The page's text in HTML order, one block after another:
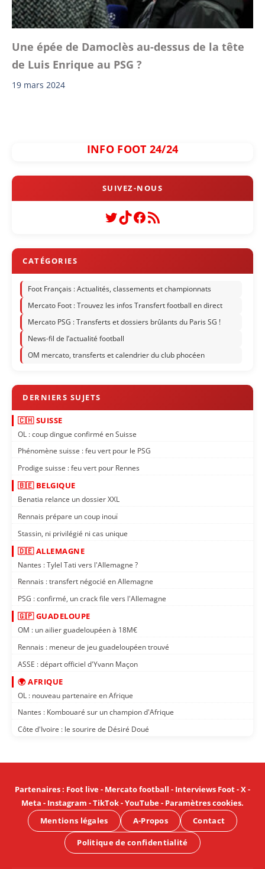
Une épée de Damoclès au-dessus de la tête
de Luis Enrique au PSG ?
19 mars 2024
INFO FOOT 24/24
Twitter
TikTok
Facebook
Flux RSS
Foot Français : Actualités, classements et championnats
Mercato Foot : Trouvez les infos Transfert football en direct
Mercato PSG : Transferts et dossiers brûlants du Paris SG !
News-fil de l’actualité football
OM mercato, transferts et calendrier du club phocéen
🇨🇭 SUISSE
OL : coup dingue confirmé en Suisse
Phénomène suisse : feu vert pour le PSG
Prodige suisse : feu vert pour Rennes
🇧🇪 BELGIQUE
Benatia relance un dossier XXL
Rennais prépare un coup inouï
Stassin, ni privilégié ni cas unique
🇩🇪 ALLEMAGNE
Nantes : Tylel Tati vers l'Allemagne ?
Rennais : transfert négocié en Allemagne
PSG : confirmé, un crack file vers l'Allemagne
🇬🇵 GUADELOUPE
OM : un ailier guadeloupéen à 18M€
Rennais : meneur de jeu guadeloupéen trouvé
ASSE : départ officiel d'Yvann Maçon
🌍 AFRIQUE
OL : nouveau partenaire en Afrique
Nantes : Kombouaré sur un champion d'Afrique
Côte d'Ivoire : le sourire de Désiré Doué
Partenaires: Foot live- Mercato football - Interviews Foot-X-
Meta - Instagram -TikTok-YouTube- Paramètres cookies.
Mentions légales
A-Propos Contact
Politique de confidentialité